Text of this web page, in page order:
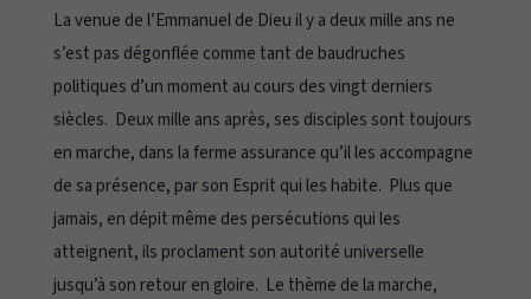
La venue de l’Emmanuel de Dieu il y a deux mille ans ne
s’est pas dégonflée comme tant de baudruches
politiques d’un moment au cours des vingt derniers
siècles. Deux mille ans après, ses disciples sont toujours
en marche, dans la ferme assurance qu’il les accompagne
de sa présence, par son Esprit qui les habite. Plus que
jamais, en dépit même des persécutions qui les
atteignent, ils proclament son autorité universelle
jusqu’à son retour en gloire. Le thème de la marche,